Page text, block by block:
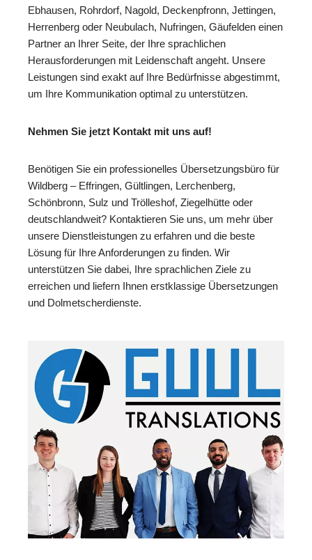
Ebhausen, Rohrdorf, Nagold, Deckenpfronn, Jettingen,
Herrenberg oder Neubulach, Nufringen, Gäufelden einen
Partner an Ihrer Seite, der Ihre sprachlichen
Herausforderungen mit Leidenschaft angeht. Unsere
Leistungen sind exakt auf Ihre Bedürfnisse abgestimmt,
um Ihre Kommunikation optimal zu unterstützen.
Nehmen Sie jetzt Kontakt mit uns auf!
Benötigen Sie ein professionelles Übersetzungsbüro für
Wildberg – Effringen, Gültlingen, Lerchenberg,
Schönbronn, Sulz und Trölleshof, Ziegelhütte oder
deutschlandweit? Kontaktieren Sie uns, um mehr über
unsere Dienstleistungen zu erfahren und die beste
Lösung für Ihre Anforderungen zu finden. Wir
unterstützen Sie dabei, Ihre sprachlichen Ziele zu
erreichen und liefern Ihnen erstklassige Übersetzungen
und Dolmetscherdienste.